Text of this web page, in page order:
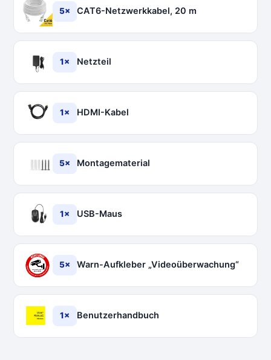
5× CAT6-Netzwerkkabel, 20 m
1× Netzteil
1× HDMI-Kabel
5× Montagematerial
1× USB-Maus
5× Warn-Aufkleber „Videoüberwachung“
1× Benutzerhandbuch